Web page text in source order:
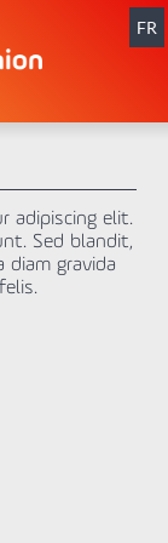
FR
adipiscing elit.
Sed blandit,
diam gravida